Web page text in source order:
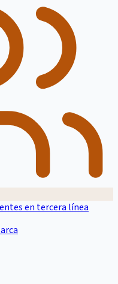
en tercera línea